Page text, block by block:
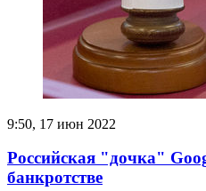
9:50, 17 июн 2022
Российская "дочка"
банкротстве